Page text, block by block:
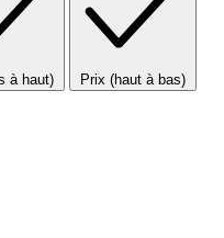
à haut) Prix (haut à bas)